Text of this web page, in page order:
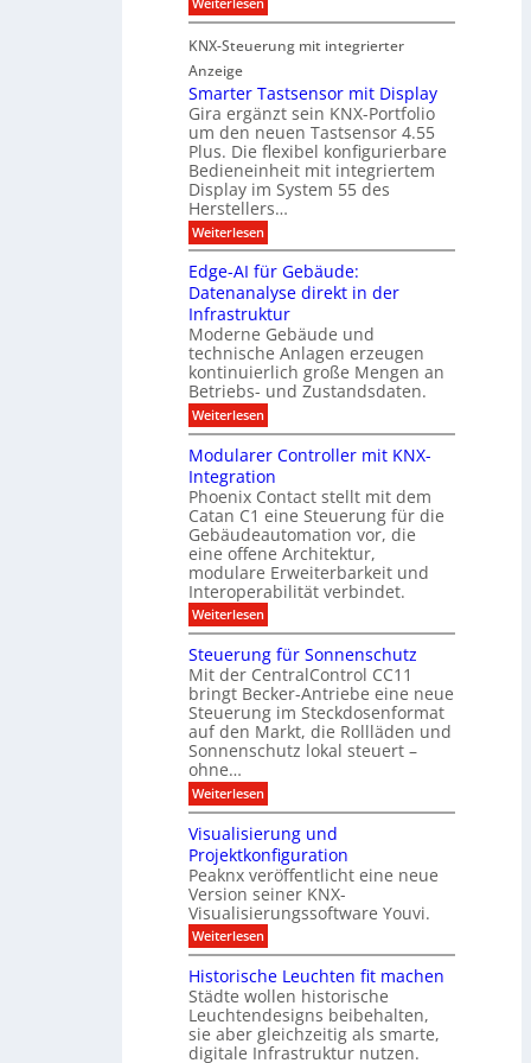
D
c
h
n
o
l
o
g
i
e
s
s
t
e
k
e
n
n
u
n
g
m
i
t
A
n
s
a
g
r
a
u
c
h
m
e
l
d
e
r
n
ö
f
n
e
t
n
e
u
e
s
A
u
s
b
i
l
d
u
n
g
s
z
e
n
t
r
u
m
S
c
e
r
h
e
i
t
s
e
x
p
o
M
ü
n
c
h
e
n
2
0
2
6
g
e
h
t
e
r
f
o
l
g
r
e
i
c
h
z
u
E
n
e
KNX-Steuerung mit integrierter
Anzeige
Smarter Tastsensor mit Display
Gira ergänzt sein KNX-Portfolio
um den neuen Tastsensor 4.55
Plus. Die flexibel konfigurierbare
Bedieneinheit mit integriertem
Display im System 55 des
Herstellers…
Weiterlesen:
S
m
a
r
t
e
r
T
a
s
t
s
n
s
o
r
m
i
t
D
i
s
p
a
y
Edge-AI für Gebäude:
Datenanalyse direkt in der
Infrastruktur
Moderne Gebäude und
technische Anlagen erzeugen
kontinuierlich große Mengen an
Betriebs- und Zustandsdaten.
Weiterlesen:
E
g
e
-
A
I
f
ü
r
G
e
b
u
d
e
:
D
a
t
e
n
a
n
a
l
y
s
e
d
i
r
e
k
t
i
n
Modularer Controller mit KNX-
Integration
Phoenix Contact stellt mit dem
Catan C1 eine Steuerung für die
Gebäudeautomation vor, die
eine offene Architektur,
modulare Erweiterbarkeit und
Interoperabilität verbindet.
Weiterlesen:
M
d
u
l
a
r
e
r
C
o
n
t
r
o
l
l
e
r
m
i
t
K
N
X
-
Steuerung für Sonnenschutz
Mit der CentralControl CC11
bringt Becker-Antriebe eine neue
Steuerung im Steckdosenformat
auf den Markt, die Rollläden und
Sonnenschutz lokal steuert –
ohne…
Weiterlesen:
S
e
u
e
r
u
n
g
f
ü
r
S
o
n
n
Visualisierung und
Projektkonfiguration
Peaknx veröffentlicht eine neue
Version seiner KNX-
Visualisierungssoftware Youvi.
Weiterlesen:
V
s
u
a
l
i
Historische Leuchten fit machen
Städte wollen historische
Leuchtendesigns beibehalten,
sie aber gleichzeitig als smarte,
digitale Infrastruktur nutzen.